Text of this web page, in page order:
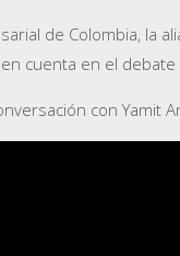
de Colombia, la
cuenta en el debate
con Yamit